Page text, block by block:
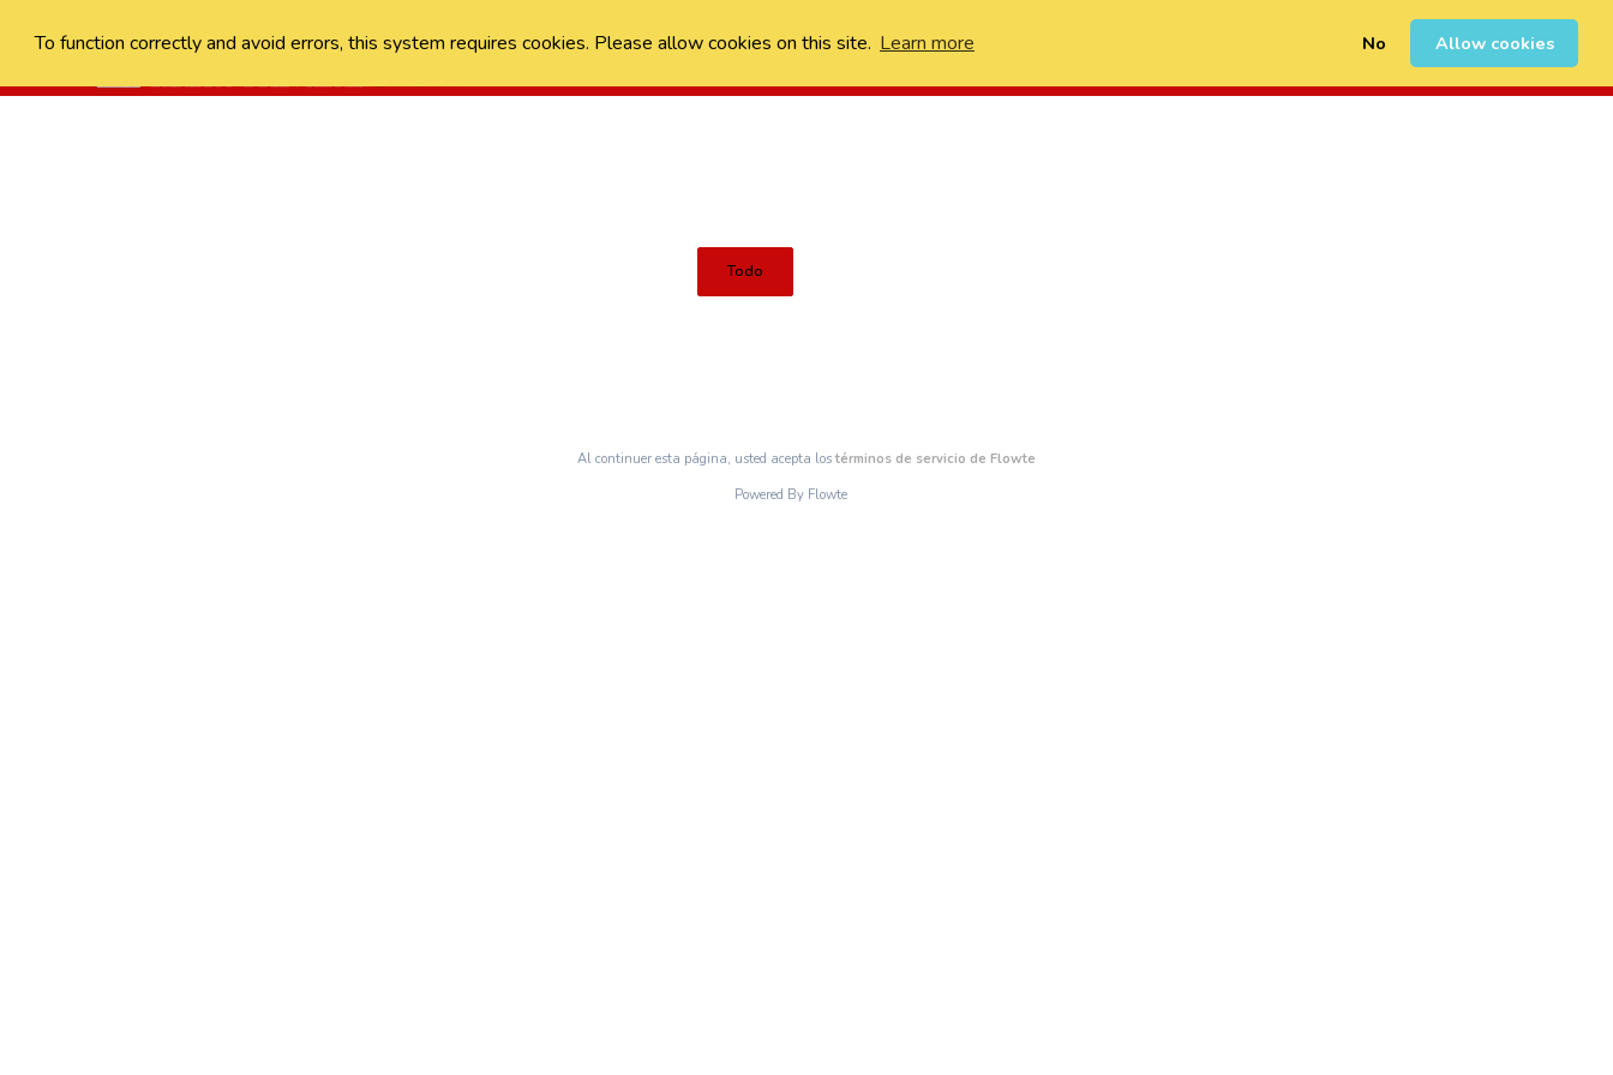
To function correctly and avoid errors, this system requires cookies. Please allow cookies on this site. Learn more No Allow cookies
Registrarse 0
Todo
Al continuer esta página, usted acepta lostérminos de servicio de Flowte
Powered By Flowte